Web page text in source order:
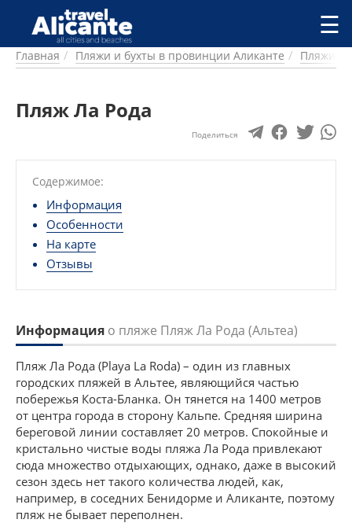
Перейти к основному содержанию
ГОРОДА
ПИТАНИЕ
ДОСТОПРИМЕЧАТЕЛЬНОСТИ
КЕМПИНГ
КОМАРКИ (РАЙОНЫ)
РЕЦЕПТЫ
ПРЕДЛОЖЕНИЯ
☰
Главная Пляжи и бухты в провинции Аликанте Пляжи и
Пляж Ла Рода
Поделиться
Содержимое:
Информация
Особенности
На карте
Отзывы
Информация о пляже Пляж Ла Рода (Альтеа)
Пляж Ла Рода (Playa La Roda) – один из главных
городских пляжей в Альтее, являющийся частью
побережья Коста-Бланка. Он тянется на 1400 метров
от центра города в сторону Кальпе. Средняя ширина
береговой линии составляет 20 метров. Спокойные и
кристально чистые воды пляжа Ла Рода привлекают
сюда множество отдыхающих, однако, даже в высокий
сезон здесь нет такого количества людей, как,
например, в соседних Бенидорме и Аликанте, поэтому
пляж не бывает переполнен.